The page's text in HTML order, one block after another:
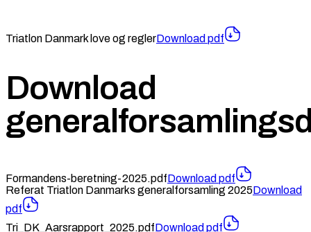
Triatlon Danmark love og reglerDownload pdf
Download
Formandens-beretning-2025.pdfDownload pdf
Referat Triatlon Danmarks generalforsamling 2025Download
pdf
Tri_DK_Aarsrapport_2025.pdfDownload pdf